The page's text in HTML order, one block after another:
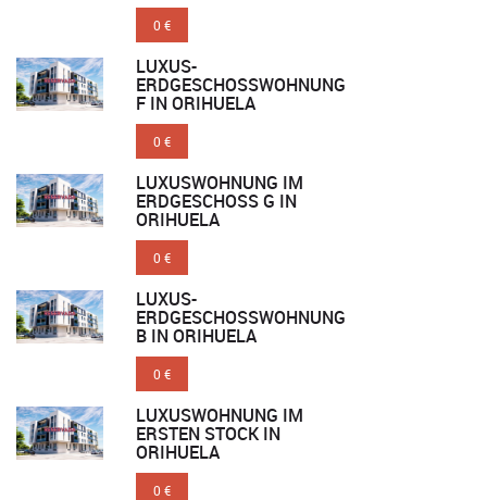
0 €
LUXUS-
ERDGESCHOSSWOHNUNG
F IN ORIHUELA
0 €
LUXUSWOHNUNG IM
ERDGESCHOSS G IN
ORIHUELA
0 €
LUXUS-
ERDGESCHOSSWOHNUNG
B IN ORIHUELA
0 €
LUXUSWOHNUNG IM
ERSTEN STOCK IN
ORIHUELA
0 €